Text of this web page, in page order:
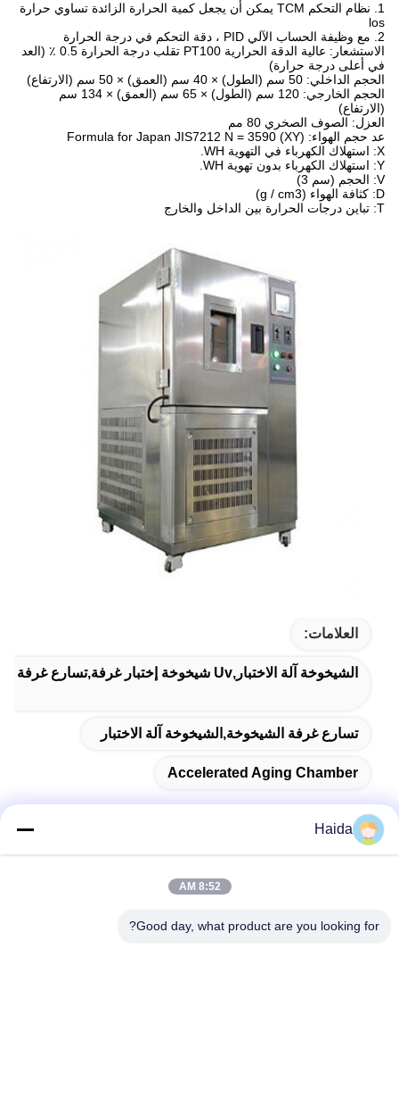
1. نظام التحكم TCM يمكن أن يجعل كمية الحرارة الزائدة تساوي حرارة
los
2. مع وظيفة الحساب الآلي PID ، دقة التحكم في درجة الحرارة
الاستشعار: عالية الدقة الحرارية PT100 تقلب درجة الحرارة 0.5 ٪ (العد
في أعلى درجة حرارة)
الحجم الداخلي: 50 سم (الطول) × 40 سم (العمق) × 50 سم (الارتفاع)
الحجم الخارجي: 120 سم (الطول) × 65 سم (العمق) × 134 سم
(الارتفاع)
العزل: الصوف الصخري 80 مم
عد حجم الهواء: Formula for Japan JIS7212 N = 3590 (XY)
X: استهلاك الكهرباء في التهوية WH.
Y: استهلاك الكهرباء بدون تهوية WH.
V: الحجم (سم 3)
D: كثافة الهواء (g / cm3)
T: تباين درجات الحرارة بين الداخل والخارج
العلامات:
الشيخوخة آلة الاختبار,uv شيخوخة إختبار غرفة,تسارع غرفة الشيخوخة
تسارع غرفة الشيخوخة,الشيخوخة آلة الاختبار
Accelerated Aging Chamber
العنوان
Haida
8:52 AM
Good day, what product are you looking for?